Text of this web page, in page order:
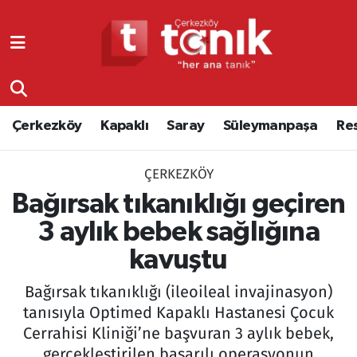
Çerkezköy Kapaklı Saray Süleymanpaşa
ÇERKEZKÖY
Bağırsak tıkanıklığı geçiren
3 aylık bebek sağlığına
kavuştu
Bağırsak tıkanıklığı (ileoileal invajinasyon)
tanısıyla Optimed Kapaklı Hastanesi Çocuk
Cerrahisi Kliniği’ne başvuran 3 aylık bebek,
Resmi Reklamlar
Asayiş
Eğitim
Eğitim
Ergene
Genel
Tekirdağ Nöbetçi Eczaneler
Tekirdağ Trafik Yoğunluk Haritası
Süper Lig Puan Durumu ve Fikstür
Son Dakika Haberleri
Haber Arşivi